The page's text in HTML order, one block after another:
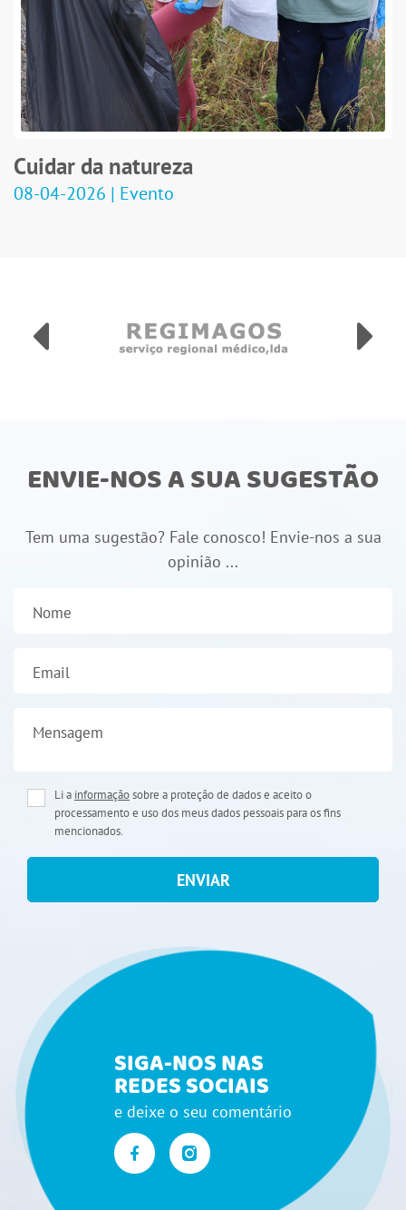
Cuidar da natureza
08-04-2026 | Evento
ENVIE-NOS A SUA SUGESTÃO
Tem uma sugestão? Fale conosco! Envie-nos a sua
opinião ...
Nome
Email
Mensagem
Li a informaçãosobre a proteção de dados e aceito o
processamento e uso dos meus dados pessoais para os fins
mencionados.
ENVIAR
SIGA-NOS NAS
REDES SOCIAIS
e deixe o seu comentário